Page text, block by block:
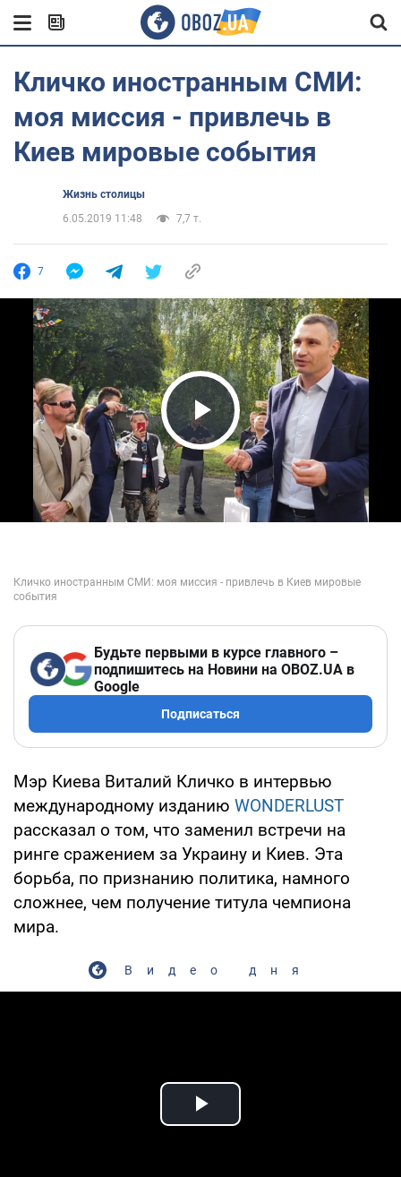
Кличко иностранным СМИ:
моя миссия - привлечь в
Киев мировые события
Жизнь столицы
6.05.2019 11:48
7,7 т.
7
Play Video
Будьте первыми в курсе главного –
подпишитесь на Новини на OBOZ.UA в
Google
Подписаться
Мэр Киева Виталий Кличко в интервью
международному изданию WONDERLUST
рассказал о том, что заменил встречи на
ринге сражением за Украину и Киев. Эта
борьба, по признанию политика, намного
сложнее, чем получение титула чемпиона
мира.
Видео дня
Play Video